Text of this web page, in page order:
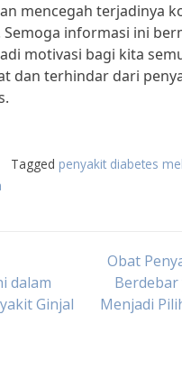
mencegah terjadinya
Semoga informasi ini
motivasi bagi kita
dan terhindar dari
Tagged penyakit diabetes
dalam
Ginjal
Obat
Menjadi